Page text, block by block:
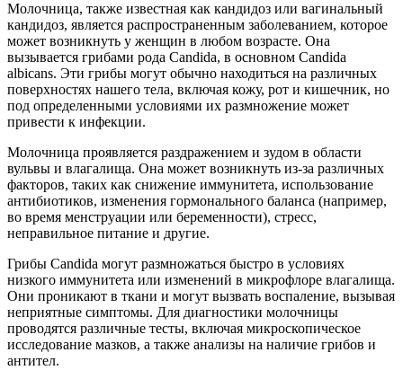
Молочница, также известная как кандидоз или вагинальный
кандидоз, является распространенным заболеванием, которое
может возникнуть у женщин в любом возрасте. Она
вызывается грибами рода Candida, в основном Candida
albicans. Эти грибы могут обычно находиться на различных
поверхностях нашего тела, включая кожу, рот и кишечник, но
под определенными условиями их размножение может
привести к инфекции.
Молочница проявляется раздражением и зудом в области
вульвы и влагалища. Она может возникнуть из-за различных
факторов, таких как снижение иммунитета, использование
антибиотиков, изменения гормонального баланса (например,
во время менструации или беременности), стресс,
неправильное питание и другие.
Грибы Candida могут размножаться быстро в условиях
низкого иммунитета или изменений в микрофлоре влагалища.
Они проникают в ткани и могут вызвать воспаление, вызывая
неприятные симптомы. Для диагностики молочницы
проводятся различные тесты, включая микроскопическое
исследование мазков, а также анализы на наличие грибов и
антител.